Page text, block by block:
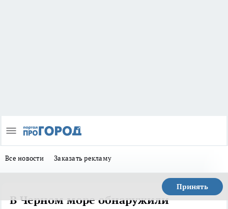
Все новости Заказать рекламу
Принять
В Черном море обнаружили